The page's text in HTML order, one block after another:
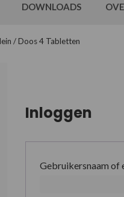
DOWNLOADS
/ Doos 4 Tabletten
Inloggen
Gebruikersnaam of